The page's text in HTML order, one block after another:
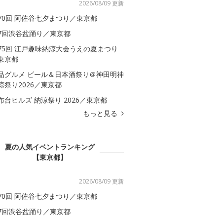
2026/08/09 更新
回 阿佐谷七夕まつり／東京都
渋谷盆踊り／東京都
回 江戸趣味納涼大会うえの夏まつり
京都
グルメ ビール＆日本酒祭り＠神田明神
祭り2026／東京都
台ヒルズ 納涼祭り 2026／東京都
もっと見る
夏の人気イベントランキング
【東京都】
2026/08/09 更新
回 阿佐谷七夕まつり／東京都
渋谷盆踊り／東京都